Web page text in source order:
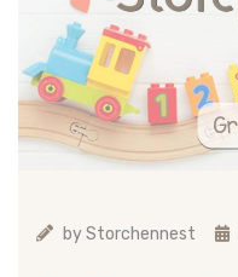
byStorchennest